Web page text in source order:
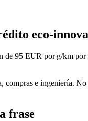
eco-
95 EUR por g/km
e ingeniería.
frase